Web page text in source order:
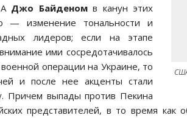
Джо Байденомв канун этих
— изменение тональности и
лидеров; если на этапе
ими сосредотачивалось
операции на Украине, то
и после нее акценты стали
Причем выпады против Пекина
представителей, в то время